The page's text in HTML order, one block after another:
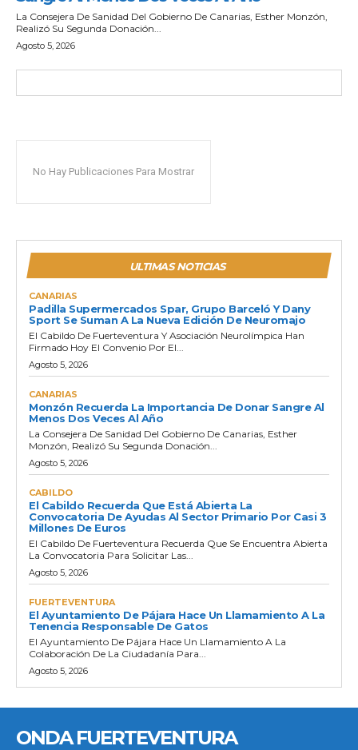
La Consejera De Sanidad Del Gobierno De Canarias, Esther Monzón,
Realizó Su Segunda Donación...
Agosto 5, 2026
No Hay Publicaciones Para Mostrar
ULTIMAS NOTICIAS
CANARIAS
Padilla Supermercados Spar, Grupo Barceló Y Dany
Sport Se Suman A La Nueva Edición De Neuromajo
El Cabildo De Fuerteventura Y Asociación Neurolímpica Han
Firmado Hoy El Convenio Por El...
Agosto 5, 2026
CANARIAS
Monzón Recuerda La Importancia De Donar Sangre Al
Menos Dos Veces Al Año
La Consejera De Sanidad Del Gobierno De Canarias, Esther
Monzón, Realizó Su Segunda Donación...
Agosto 5, 2026
CABILDO
El Cabildo Recuerda Que Está Abierta La
Convocatoria De Ayudas Al Sector Primario Por Casi 3
Millones De Euros
El Cabildo De Fuerteventura Recuerda Que Se Encuentra Abierta
La Convocatoria Para Solicitar Las...
Agosto 5, 2026
FUERTEVENTURA
El Ayuntamiento De Pájara Hace Un Llamamiento A La
Tenencia Responsable De Gatos
El Ayuntamiento De Pájara Hace Un Llamamiento A La
Colaboración De La Ciudadanía Para...
Agosto 5, 2026
ONDA FUERTEVENTURA